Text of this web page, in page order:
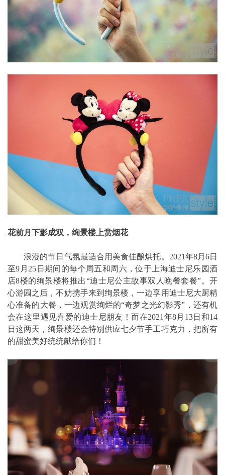
花前月下影成双，绚景楼上赏烟花
浪漫的节日气氛最适合用美食佳酿烘托。2021年8月6日
至9月25日期间的每个周五和周六，位于上海迪士尼乐园酒
店8楼的绚景楼将推出“迪士尼公主故事双人晚餐套餐”。开
心游园之后，不妨携手来到绚景楼，一边享用迪士尼大厨精
心准备的大餐，一边观赏绚烂的“奇梦之光幻影秀”，还有机
会在这里遇见喜爱的迪士尼朋友！而在2021年8月13日和14
日这两天，绚景楼还会特别供应七夕节手工巧克力，把所有
的甜蜜美好统统献给你们！